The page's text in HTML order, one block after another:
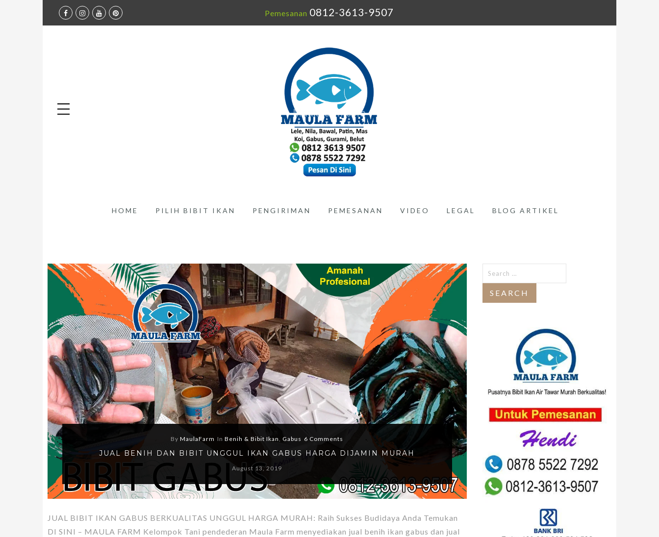
Pemesanan 0812-3613-9507
HOME PILIH BIBIT IKAN PENGIRIMAN PEMESANAN VIDEO LEGAL BLOG ARTIKEL
ByMaulaFarm InBenih & Bibit Ikan,Gabus 6 Comments
JUAL BENIH DAN BIBIT UNGGUL IKAN GABUS HARGA DIJAMIN MURAH
August 13, 2019
JUAL BIBIT IKAN GABUS BERKUALITAS UNGGUL HARGA MURAH: Raih Sukses Budidaya Anda Temukan
DI SINI – MAULA FARM Kelompok Tani pendederan Maula Farm menyediakan jual benih ikan gabus dan jual
Search
for: